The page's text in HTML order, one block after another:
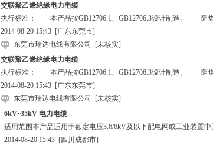
交联聚乙烯绝缘电力电缆
执行标准： 本产品按GB12706.1、GB12706.3设计制造。 阻燃
2014-08-20 15:43 [广东东莞市]
东莞市瑞达电线有限公司
[未核实]
交联聚乙烯绝缘电力电缆
执行标准： 本产品按GB12706.1、GB12706.3设计制造。 阻燃
2014-08-20 15:43 [广东东莞市]
东莞市瑞达电线有限公司
[未核实]
6kV~35kV 电力电缆
适用范围本产品适用于额定电压3.6/6kV及以下配电网或工业装置
2014-08-20 15:43 [四川成都市]